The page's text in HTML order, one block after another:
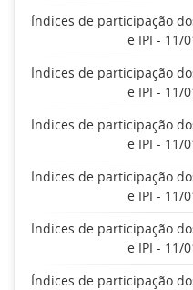
Índices de participação
e IPI - 11/
Índices de participação
e IPI - 11/
Índices de participação
e IPI - 11/
Índices de participação
e IPI - 11/
Índices de participação
e IPI - 11/
Índices de participação